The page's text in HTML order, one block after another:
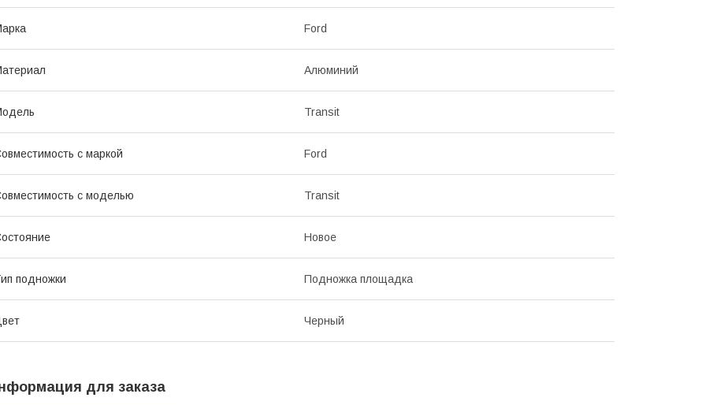
Ford
Алюминий
Transit
с маркой Ford
с моделью Transit
Новое
подножки Подножка площадка
Черный
для заказа